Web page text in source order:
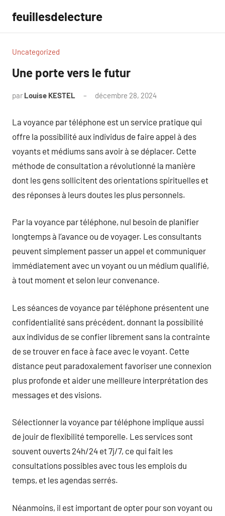
contenu
feuillesdelecture
Uncategorized
Une porte vers le futur
par Louise KESTEL décembre 28, 2024
La voyance par téléphone est un service pratique qui
offre la possibilité aux individus de faire appel à des
voyants et médiums sans avoir à se déplacer. Cette
méthode de consultation a révolutionné la manière
dont les gens sollicitent des orientations spirituelles et
des réponses à leurs doutes les plus personnels.
Par la voyance par téléphone, nul besoin de planifier
longtemps à l’avance ou de voyager. Les consultants
peuvent simplement passer un appel et communiquer
immédiatement avec un voyant ou un médium qualifié,
à tout moment et selon leur convenance.
Les séances de voyance par téléphone présentent une
confidentialité sans précédent, donnant la possibilité
aux individus de se confier librement sans la contrainte
de se trouver en face à face avec le voyant. Cette
distance peut paradoxalement favoriser une connexion
plus profonde et aider une meilleure interprétation des
messages et des visions.
Sélectionner la voyance par téléphone implique aussi
de jouir de flexibilité temporelle. Les services sont
souvent ouverts 24h/24 et 7j/7, ce qui fait les
consultations possibles avec tous les emplois du
temps, et les agendas serrés.
Néanmoins, il est important de opter pour son voyant ou